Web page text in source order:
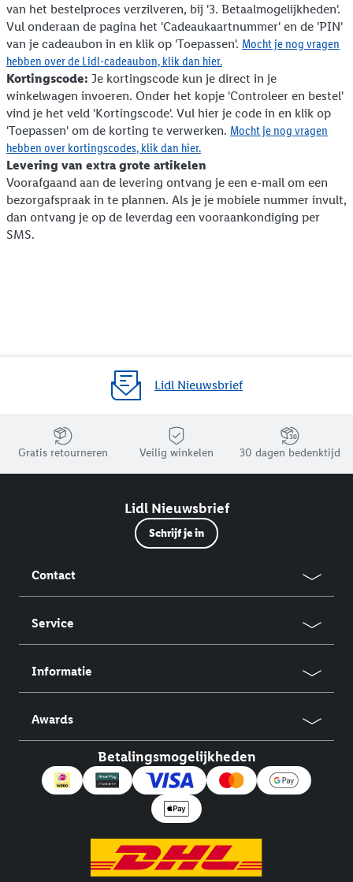
van het bestelproces verzilveren, bij '3. Betaalmogelijkheden'.
Vul onderaan de pagina het 'Cadeaukaartnummer' en de 'PIN'
van je cadeaubon in en klik op 'Toepassen'. Mocht je nog vragen
hebben over de Lidl-cadeaubon, klik dan hier.
Kortingscode: Je kortingscode kun je direct in je
winkelwagen invoeren. Onder het kopje 'Controleer en bestel'
vind je het veld 'Kortingscode'. Vul hier je code in en klik op
'Toepassen' om de korting te verwerken. Mocht je nog vragen
hebben over kortingscodes, klik dan hier.
Levering van extra grote artikelen
Voorafgaand aan de levering ontvang je een e-mail om een
bezorgafspraak in te plannen. Als je je mobiele nummer invult,
dan ontvang je op de leverdag een vooraankondiging per
SMS.
Lidl Nieuwsbrief
Jouw voordelen bij ons als Lidl webshop klant
Gratis retourneren Veilig winkelen 30 dagen bedenktijd
Lidl Nieuwsbrief
Schrijf je in
Contact
Service
Informatie
Awards
Betalingsmogelijkheden